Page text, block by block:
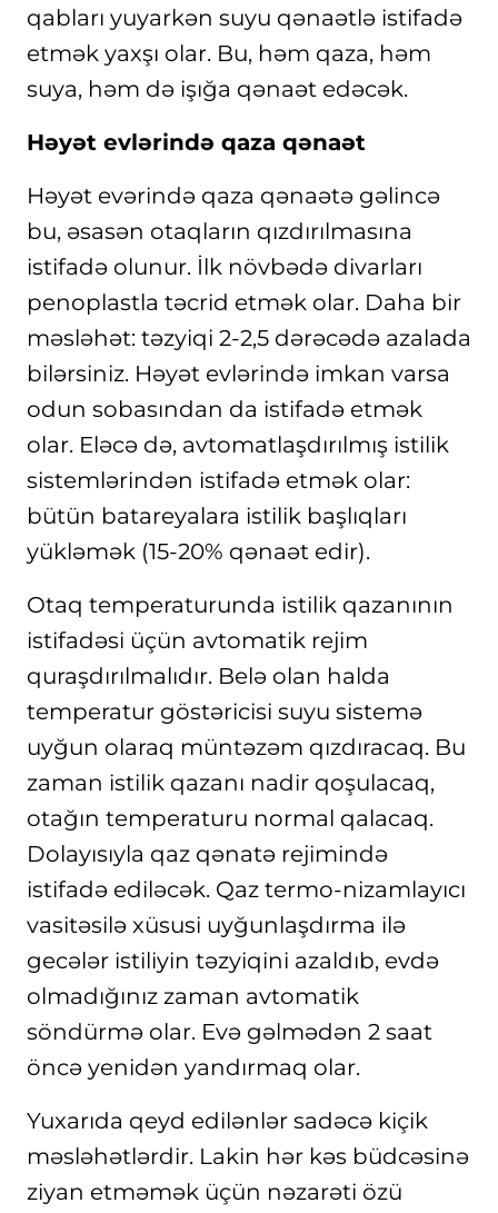
qabları yuyarkən suyu qənaətlə istifadə
etmək yaxşı olar. Bu, həm qaza, həm
suya, həm də işığa qənaət edəcək.
Həyət evlərində qaza qənaət
Həyət evərində qaza qənaətə gəlincə
bu, əsasən otaqların qızdırılmasına
istifadə olunur. İlk növbədə divarları
penoplastla təcrid etmək olar. Daha bir
məsləhət: təzyiqi 2-2,5 dərəcədə azalada
bilərsiniz. Həyət evlərində imkan varsa
odun sobasından da istifadə etmək
olar. Eləcə də, avtomatlaşdırılmış istilik
sistemlərindən istifadə etmək olar:
bütün batareyalara istilik başlıqları
yükləmək (15-20% qənaət edir).
Otaq temperaturunda istilik qazanının
istifadəsi üçün avtomatik rejim
quraşdırılmalıdır. Belə olan halda
temperatur göstəricisi suyu sistemə
uyğun olaraq müntəzəm qızdıracaq. Bu
zaman istilik qazanı nadir qoşulacaq,
otağın temperaturu normal qalacaq.
Dolayısıyla qaz qənatə rejimində
istifadə ediləcək. Qaz termo-nizamlayıcı
vasitəsilə xüsusi uyğunlaşdırma ilə
gecələr istiliyin təzyiqini azaldıb, evdə
olmadığınız zaman avtomatik
söndürmə olar. Evə gəlmədən 2 saat
öncə yenidən yandırmaq olar.
Yuxarıda qeyd edilənlər sadəcə kiçik
məsləhətlərdir. Lakin hər kəs büdcəsinə
ziyan etməmək üçün nəzarəti özü